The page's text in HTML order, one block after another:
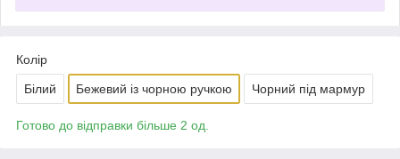
Колір
Білий Бежевий із чорною ручкою Чорний під мармур
Готово до відправки більше 2 од.